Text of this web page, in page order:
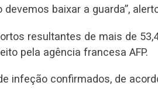
baixar a guarda”,
resultantes de mais de
pela agência francesa AFP.
infeção confirmados, de